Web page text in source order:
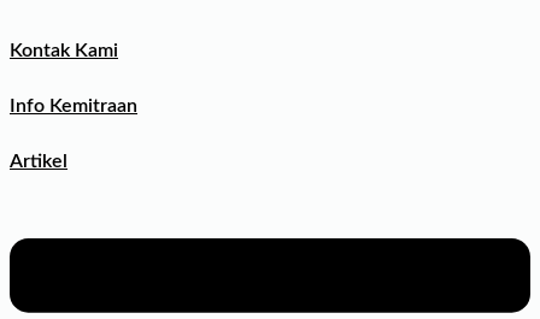
Kontak Kami
Info Kemitraan
Artikel